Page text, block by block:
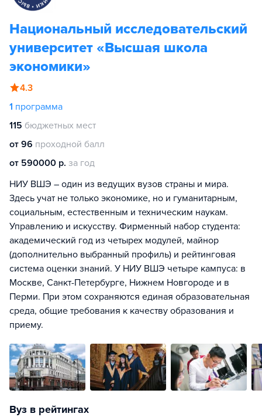
Национальный исследовательский
университет «Высшая школа
экономики»
4.3
1 программа
115 бюджетных мест
от 96 проходной балл
от 590000 р. за год
НИУ ВШЭ – один из ведущих вузов страны и мира.
Здесь учат не только экономике, но и гуманитарным,
социальным, естественным и техническим наукам.
Управлению и искусству. Фирменный набор студента:
академический год из четырех модулей, майнор
(дополнительно выбранный профиль) и рейтинговая
система оценки знаний. У НИУ ВШЭ четыре кампуса: в
Москве, Санкт-Петербурге, Нижнем Новгороде и в
Перми. При этом сохраняются единая образовательная
среда, общие требования к качеству образования и
приему.
Вуз в рейтингах